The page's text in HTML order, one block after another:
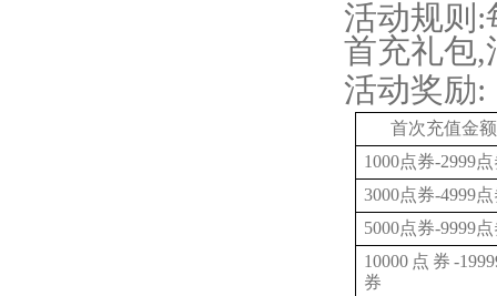
活动规则 :
首充礼包,
活动奖励:
首次充值金额
1000点券-2999
3000点券-4999
5000点券-9999
10000点券-
券